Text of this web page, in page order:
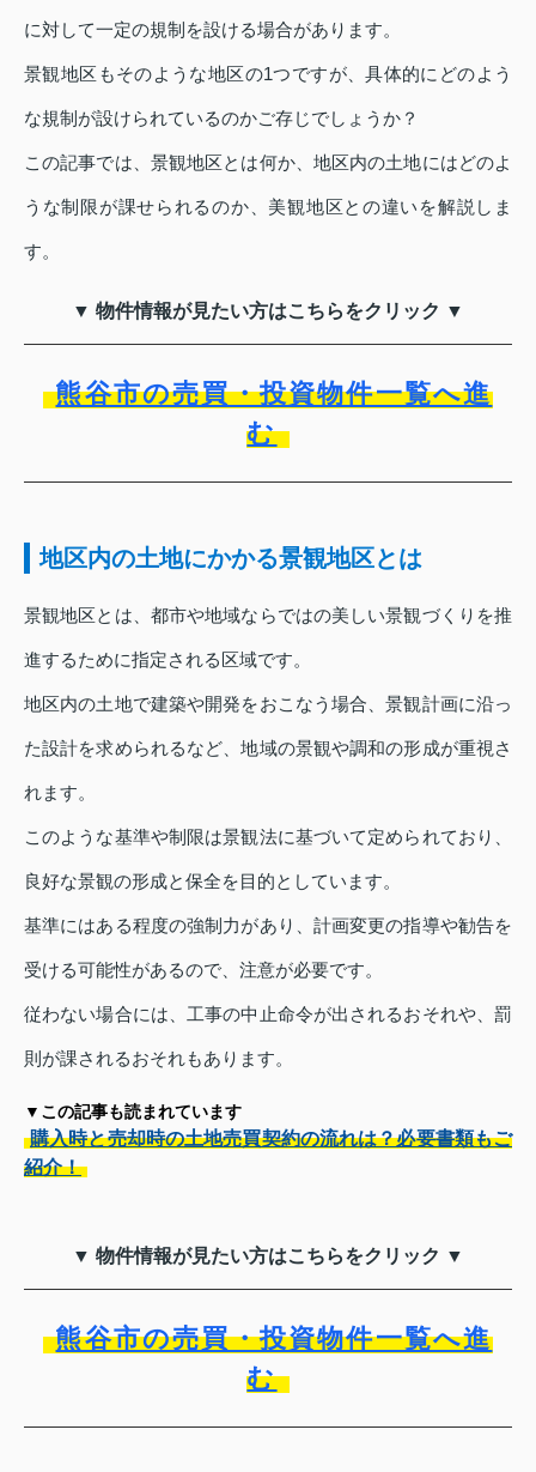
に対して一定の規制を設ける場合があります。
景観地区もそのような地区の1つですが、具体的にどのよう
な規制が設けられているのかご存じでしょうか？
この記事では、景観地区とは何か、地区内の土地にはどのよ
うな制限が課せられるのか、美観地区との違いを解説しま
す。
▼ 物件情報が見たい方はこちらをクリック ▼
熊谷市の売買・投資物件一覧へ進
む
地区内の土地にかかる景観地区とは
景観地区とは、都市や地域ならではの美しい景観づくりを推
進するために指定される区域です。
地区内の土地で建築や開発をおこなう場合、景観計画に沿っ
た設計を求められるなど、地域の景観や調和の形成が重視さ
れます。
このような基準や制限は景観法に基づいて定められており、
良好な景観の形成と保全を目的としています。
基準にはある程度の強制力があり、計画変更の指導や勧告を
受ける可能性があるので、注意が必要です。
従わない場合には、工事の中止命令が出されるおそれや、罰
則が課されるおそれもあります。
▼この記事も読まれています
購入時と売却時の土地売買契約の流れは？必要書類もご
紹介！
▼ 物件情報が見たい方はこちらをクリック ▼
熊谷市の売買・投資物件一覧へ進
む